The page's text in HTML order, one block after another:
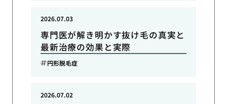
専門医が解き明かす抜け毛の真実と
最新治療の効果と実際
2026.07.03
円形脱毛症
2026.07.02